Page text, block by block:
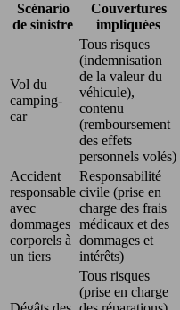
Scénario
de sinistre
Couvertures
impliquées
Vol du
camping-
car
Tous risques
(indemnisation
de la valeur du
véhicule),
contenu
(remboursement
des effets
personnels volés)
Accident
responsable
avec
dommages
corporels à
un tiers
Responsabilité
civile (prise en
charge des frais
médicaux et des
dommages et
intérêts)
Tous risques
(prise en charge